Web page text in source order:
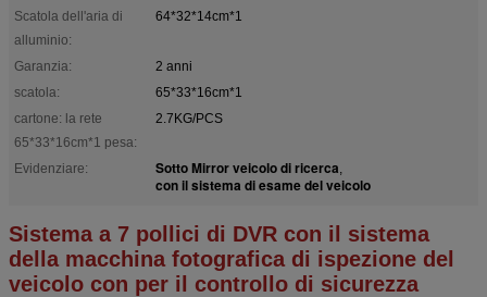
Scatola dell'aria di
alluminio:
64*32*14cm*1
Garanzia:
2 anni
scatola:
65*33*16cm*1
cartone: la rete
65*33*16cm*1 pesa:
2.7KG/PCS
Evidenziare: Sotto Mirror veicolo di ricerca,
con il sistema di esame del veicolo
Sistema a 7 pollici di DVR con il sistema
della macchina fotografica di ispezione del
veicolo con per il controllo di sicurezza